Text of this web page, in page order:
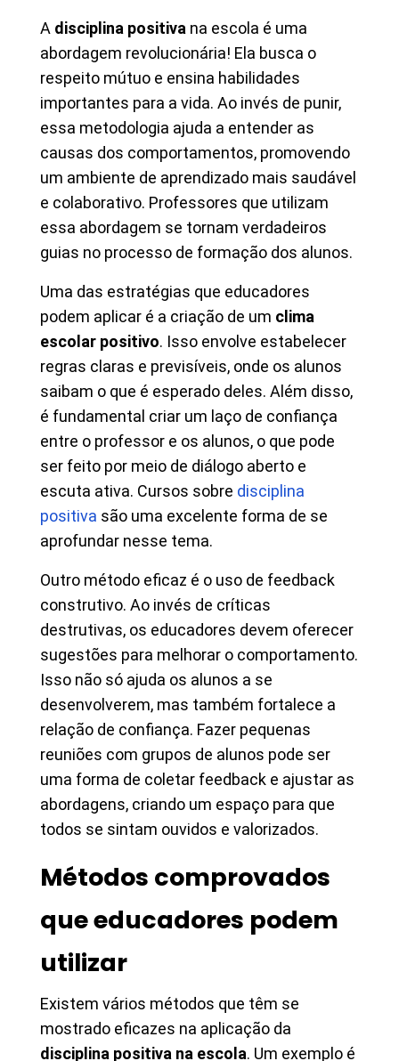
A disciplina positiva na escola é uma
abordagem revolucionária! Ela busca o
respeito mútuo e ensina habilidades
importantes para a vida. Ao invés de punir,
essa metodologia ajuda a entender as
causas dos comportamentos, promovendo
um ambiente de aprendizado mais saudável
e colaborativo. Professores que utilizam
essa abordagem se tornam verdadeiros
guias no processo de formação dos alunos.
Uma das estratégias que educadores
podem aplicar é a criação de um clima
escolar positivo. Isso envolve estabelecer
regras claras e previsíveis, onde os alunos
saibam o que é esperado deles. Além disso,
é fundamental criar um laço de confiança
entre o professor e os alunos, o que pode
ser feito por meio de diálogo aberto e
escuta ativa. Cursos sobre disciplina
positiva são uma excelente forma de se
aprofundar nesse tema.
Outro método eficaz é o uso de feedback
construtivo. Ao invés de críticas
destrutivas, os educadores devem oferecer
sugestões para melhorar o comportamento.
Isso não só ajuda os alunos a se
desenvolverem, mas também fortalece a
relação de confiança. Fazer pequenas
reuniões com grupos de alunos pode ser
uma forma de coletar feedback e ajustar as
abordagens, criando um espaço para que
todos se sintam ouvidos e valorizados.
Métodos comprovados
que educadores podem
utilizar
Existem vários métodos que têm se
mostrado eficazes na aplicação da
disciplina positiva na escola. Um exemplo é